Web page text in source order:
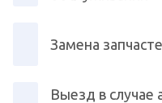
Замена
Выезд в случае